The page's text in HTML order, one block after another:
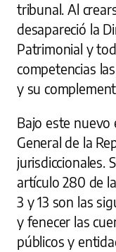
tribunal. Al
desapareció la
Patrimonial y
competencias
y su
Bajo este nuevo
General de la
jurisdiccionales.
artículo 280 de
3 y 13 son las
y fenecer las
públicos y